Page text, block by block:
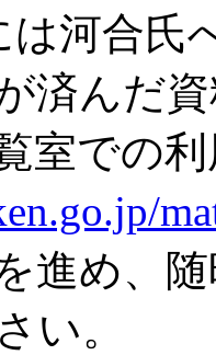
は河合
済んだ
室での
進め、
い。